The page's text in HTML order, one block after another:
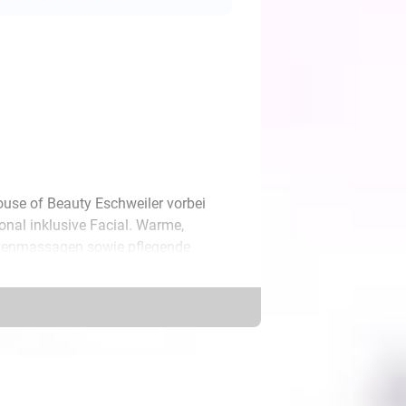
of Beauty Eschweiler vorbei
inklusive Facial. Warme,
sowie pflegende
Techniken und modernen
sich leichter, gesünder und